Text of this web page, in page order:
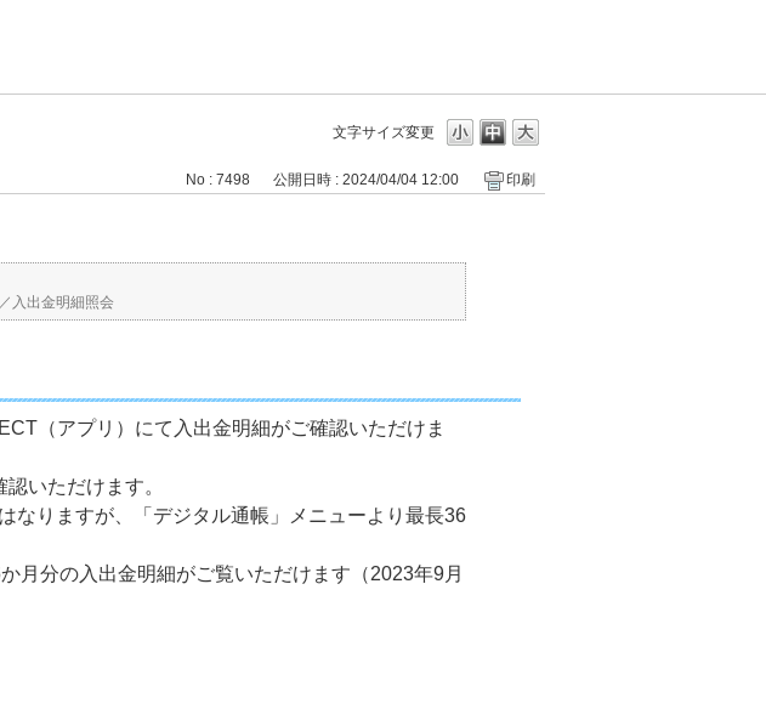
文字サイズ変更
No : 7498 公開日時 : 2024/04/04 12:00 印刷
入出金明細照会
（アプリ）にて入出金明細がご確認いただけま
いただけます。
なりますが、「デジタル通帳」メニューより最長36
月分の入出金明細がご覧いただけます（2023年9月